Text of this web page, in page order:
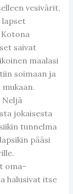
vesivärit,
lapset
saivat
maalasi
soimaan ja
Neljä
jokaisesta
tunnelma
pääsi
oma-
halusivat itse